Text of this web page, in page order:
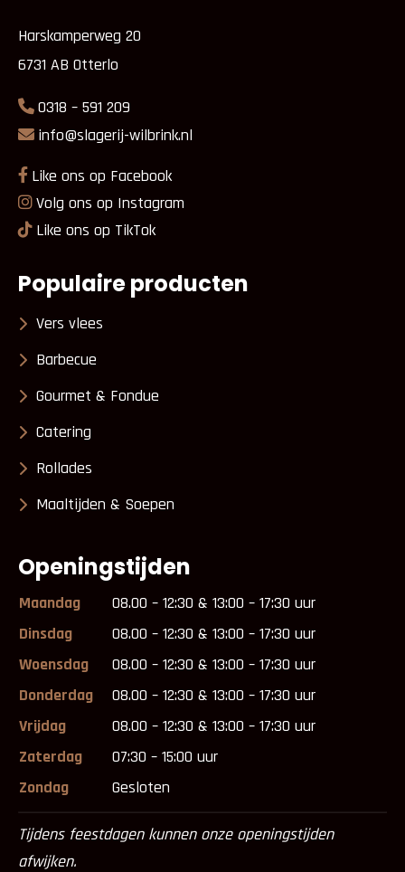
Harskamperweg 20
6731 AB Otterlo
0318 – 591 209
info@slagerij-wilbrink.nl
Like ons op Facebook
Volg ons op Instagram
Like ons op TikTok
Populaire producten
Vers vlees
Barbecue
Gourmet & Fondue
Catering
Rollades
Maaltijden & Soepen
Openingstijden
Maandag
08.00 – 12:30 & 13:00 – 17:30 uur
Dinsdag
08.00 – 12:30 & 13:00 – 17:30 uur
Woensdag
08.00 – 12:30 & 13:00 – 17:30 uur
Donderdag
08.00 – 12:30 & 13:00 – 17:30 uur
Vrijdag
08.00 – 12:30 & 13:00 – 17:30 uur
Zaterdag
07:30 – 15:00 uur
Zondag
Gesloten
Tijdens feestdagen kunnen onze openingstijden
afwijken.